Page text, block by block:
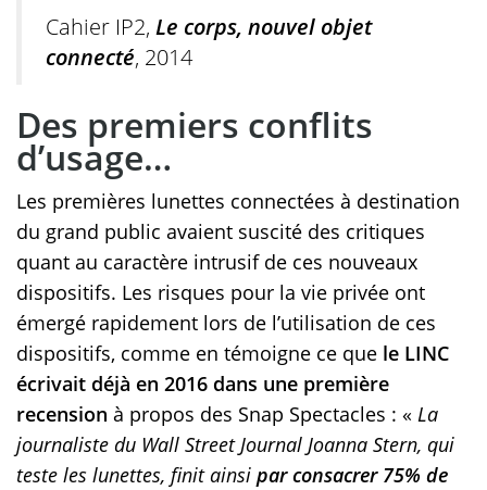
Cahier IP2, Le corps, nouvel objet
connecté, 2014
Des premiers conflits
d’usage…
Les premières lunettes connectées à destination
du grand public avaient suscité des critiques
quant au caractère intrusif de ces nouveaux
dispositifs. Les risques pour la vie privée ont
émergé rapidement lors de l’utilisation de ces
dispositifs, comme en témoigne ce que le LINC
écrivait déjà en 2016 dans une première
recension à propos des Snap Spectacles : « La
journaliste du Wall Street Journal Joanna Stern, qui
teste les lunettes, finit ainsi par consacrer 75% de